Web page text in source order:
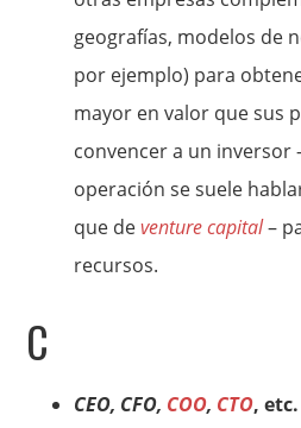
geografías, modelos de
por ejemplo) para
mayor en valor que sus
convencer a un inversor
operación se suele
que deventure capital–
recursos.
C
CEO, CFO, COO, CTO, etc.